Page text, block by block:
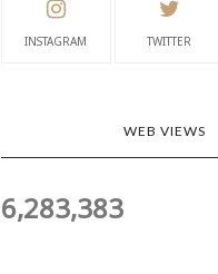
INSTAGRAM TWITTER
WEB VIEWS
6,283,383